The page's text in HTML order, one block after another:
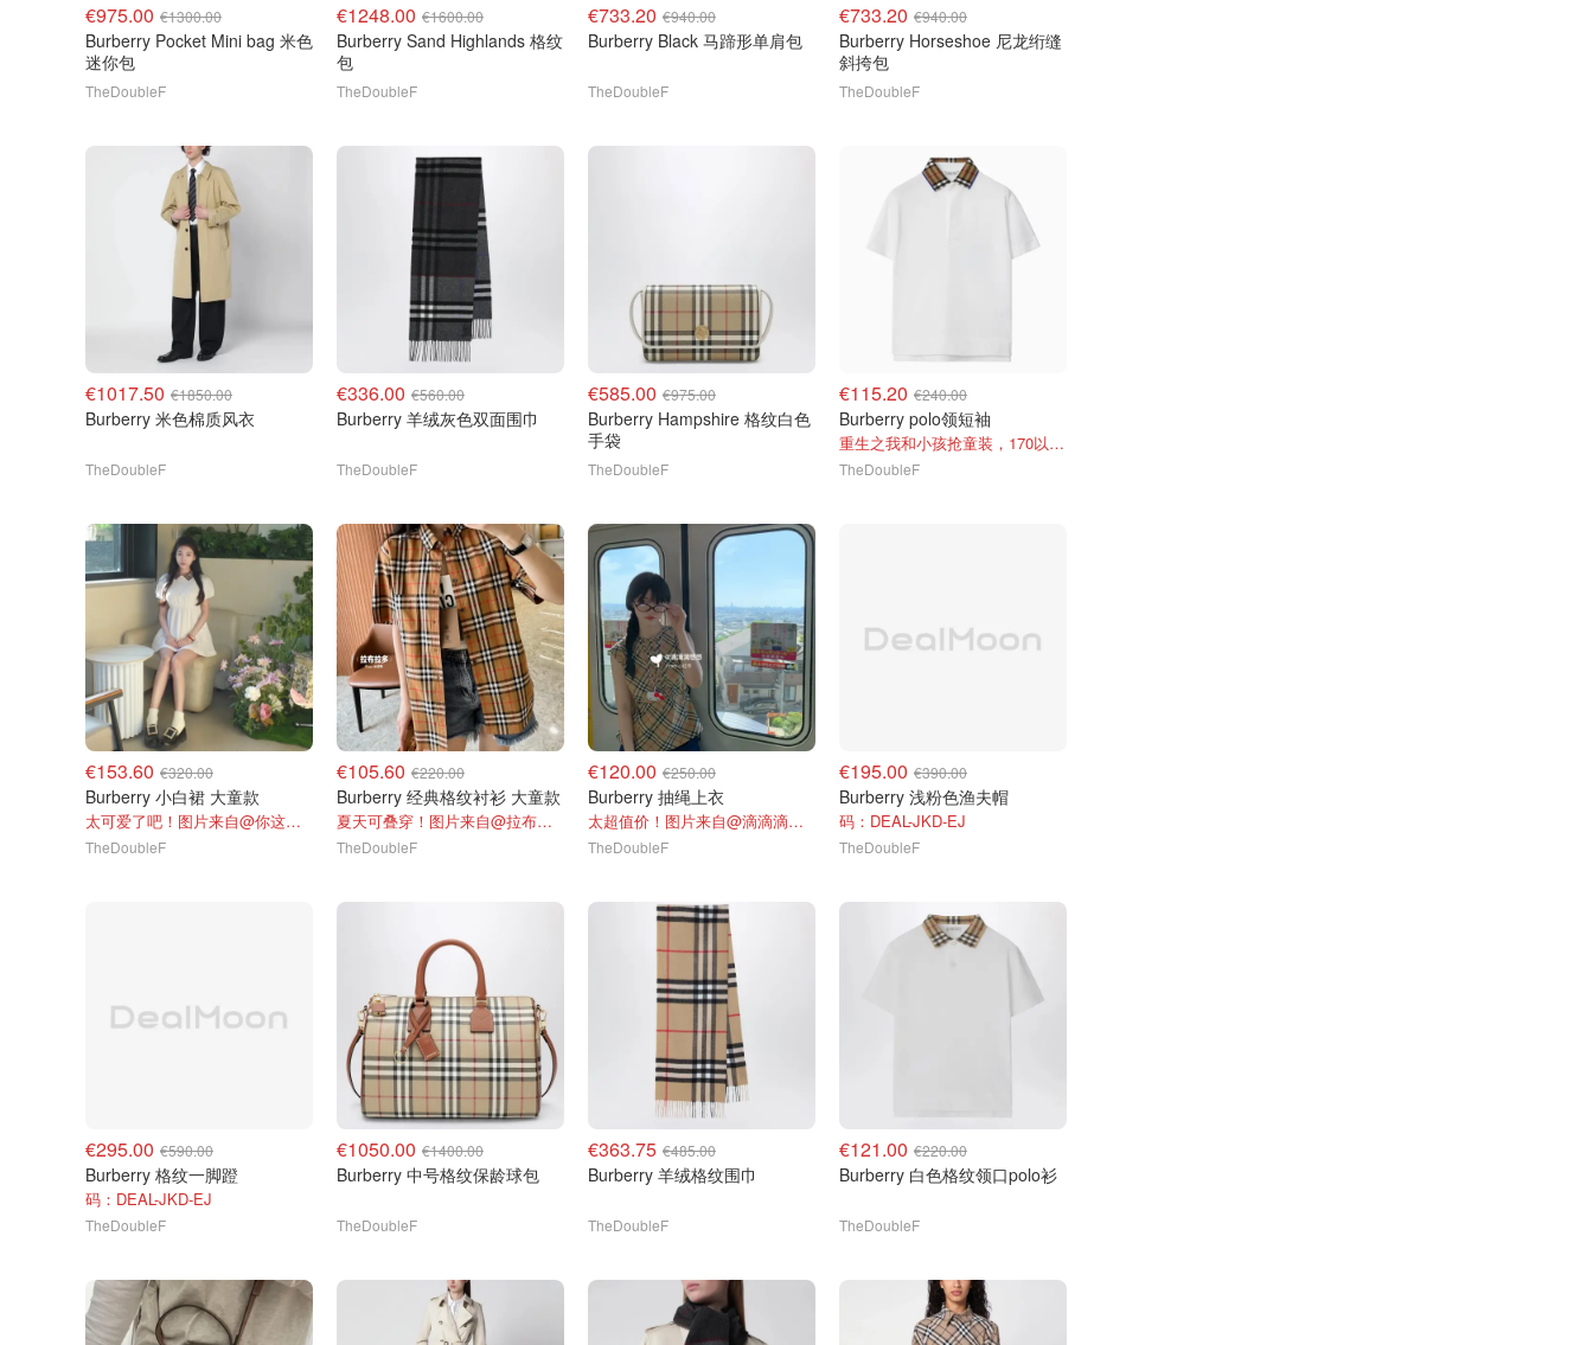
€975.00 €1300.00
Burberry Pocket Mini bag 米色
迷你包
TheDoubleF
€1248.00 €1600.00
Burberry Sand Highlands 格纹
包
TheDoubleF
€733.20 €940.00
Burberry Black 马蹄形单肩包
TheDoubleF
€733.20 €940.00
Burberry Horseshoe 尼龙绗缝
斜挎包
TheDoubleF
€1017.50 €1850.00
Burberry 米色棉质风衣
TheDoubleF
€336.00 €560.00
Burberry 羊绒灰色双面围巾
TheDoubleF
€585.00 €975.00
Burberry Hampshire 格纹白色
手袋
TheDoubleF
€115.20 €240.00
Burberry polo领短袖
重生之我和小孩抢童装，170以下都能穿
TheDoubleF
€153.60 €320.00
Burberry 小白裙 大童款
太可爱了吧！图片来自@你这小孩
TheDoubleF
€105.60 €220.00
Burberry 经典格纹衬衫 大童款
夏天可叠穿！图片来自@拉布拉多
TheDoubleF
€120.00 €250.00
Burberry 抽绳上衣
太超值价！图片来自@滴滴滴悠悠
TheDoubleF
€195.00 €390.00
Burberry 浅粉色渔夫帽
码：DEAL-JKD-EJ
TheDoubleF
€295.00 €590.00
Burberry 格纹一脚蹬
码：DEAL-JKD-EJ
TheDoubleF
€1050.00 €1400.00
Burberry 中号格纹保龄球包
TheDoubleF
€363.75 €485.00
Burberry 羊绒格纹围巾
TheDoubleF
€121.00 €220.00
Burberry 白色格纹领口polo衫
TheDoubleF